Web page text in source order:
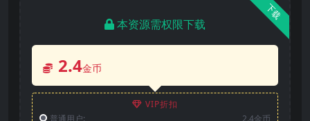
下载
本资源需权限下载
2.4金币
VIP折扣
普通用户:
2.4金币